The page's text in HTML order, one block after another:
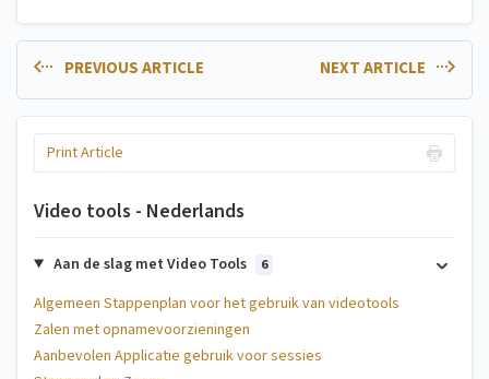
PREVIOUS ARTICLE NEXT ARTICLE
Print Article
Video tools - Nederlands
Aan de slag met Video Tools 6
Algemeen Stappenplan voor het gebruik van videotools
Zalen met opnamevoorzieningen
Aanbevolen Applicatie gebruik voor sessies